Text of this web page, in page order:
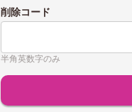
削除コード
半角英数字のみ